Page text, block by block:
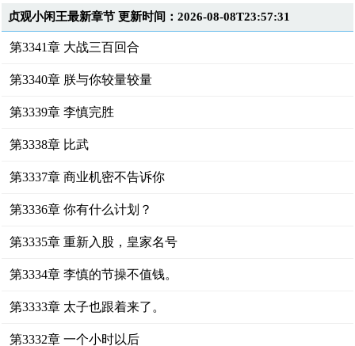
贞观小闲王最新章节 更新时间：2026-08-08T23:57:31
第3341章 大战三百回合
第3340章 朕与你较量较量
第3339章 李慎完胜
第3338章 比武
第3337章 商业机密不告诉你
第3336章 你有什么计划？
第3335章 重新入股，皇家名号
第3334章 李慎的节操不值钱。
第3333章 太子也跟着来了。
第3332章 一个小时以后